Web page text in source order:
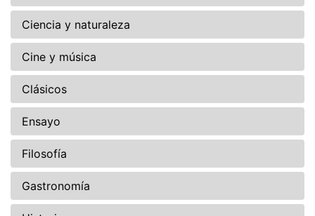
Ciencia y naturaleza
Cine y música
Clásicos
Ensayo
Filosofía
Gastronomía